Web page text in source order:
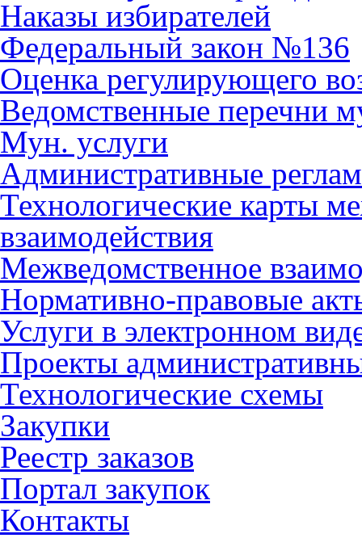
Наказы избирателей
Федеральный закон №136
Оценка регулирующего
Ведомственные перечни
Мун. услуги
Административные
Технологические карты
взаимодействия
Межведомственное
Нормативно-правовые
Услуги в электронном
Проекты
Технологические схемы
Закупки
Реестр заказов
Портал закупок
Контакты